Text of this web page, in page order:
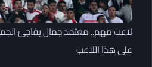
لاعب مهم.. معتمد جمال يفاجئ
على هذا اللاعب